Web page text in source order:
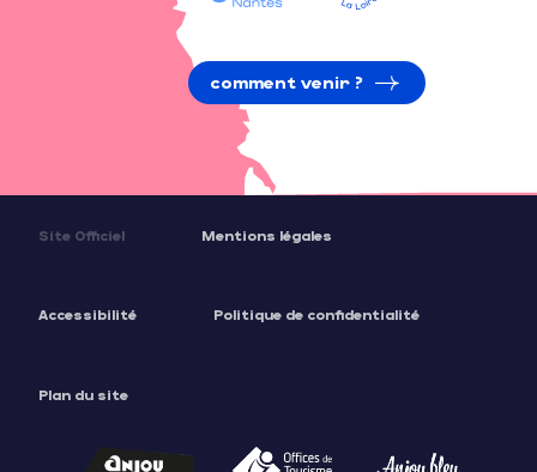
Prestations
comment venir ?
Site Officiel Mentions légales
Accessibilité Politique de confidentialité
Plan du site